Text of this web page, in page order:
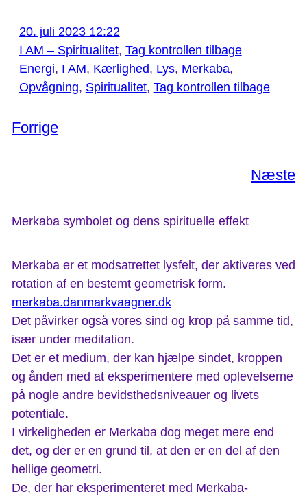
20. juli 2023 12:22
I AM – Spiritualitet, Tag kontrollen tilbage
Energi, I AM, Kærlighed, Lys, Merkaba
Opvågning, Spiritualitet, Tag kontrollen tilbage
Forrige
Næste
Merkaba symbolet og dens spirituelle effekt
Merkaba er et modsatrettet lysfelt, der aktiveres ved
rotation af en bestemt geometrisk form.
merkaba.danmarkvaagner.dk
Det påvirker også vores sind og krop på samme tid,
især under meditation.
Det er et medium, der kan hjælpe sindet, kroppen
og ånden med at eksperimentere med oplevelserne
på nogle andre bevidsthedsniveauer og livets
potentiale.
I virkeligheden er Merkaba dog meget mere end
det, og der er en grund til, at den er en del af den
hellige geometri.
De, der har eksperimenteret med Merkaba-